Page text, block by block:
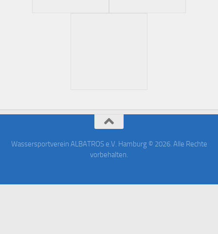
Wassersportverein ALBATROS e.V. Hamburg © 2026. Alle Rechte
vorbehalten.